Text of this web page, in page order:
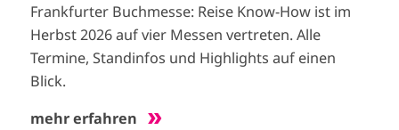
Frankfurter Buchmesse: Reise Know-How ist im
Herbst 2026 auf vier Messen vertreten. Alle
Termine, Standinfos und Highlights auf einen
Blick.
mehr erfahren